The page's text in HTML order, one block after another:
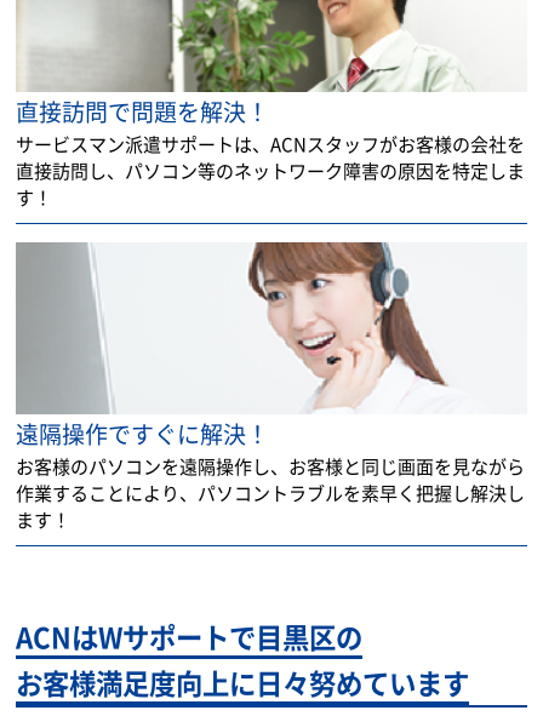
直接訪問で問題を解決！
サービスマン派遣サポートは、ACNスタッフがお客様の会社を
直接訪問し、パソコン等のネットワーク障害の原因を特定しま
す！
遠隔操作ですぐに解決！
お客様のパソコンを遠隔操作し、お客様と同じ画面を見ながら
作業することにより、パソコントラブルを素早く把握し解決し
ます！
ACNはWサポートで目黒区の
お客様満足度向上に日々努めています